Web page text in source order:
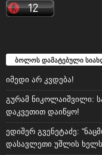
ბოლოს დამატებული
იმედი არ კვდება!
გურამ ნიკოლაიშვილი:
დაკვეთით დაიწყო!
ედიშერ გვენეტაძე:
დასავლეთი უშლის